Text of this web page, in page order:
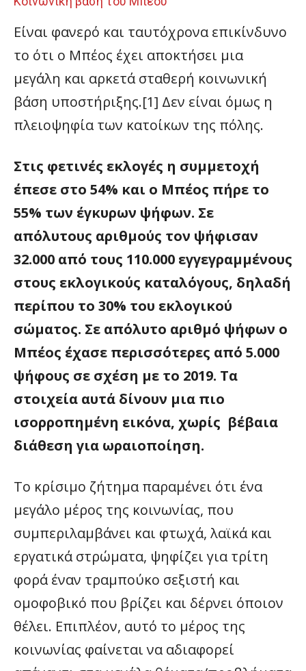
Είναι φανερό και ταυτόχρονα επικίνδυνο
το ότι ο Μπέος έχει αποκτήσει μια
μεγάλη και αρκετά σταθερή κοινωνική
βάση υποστήριξης.[1] Δεν είναι όμως η
πλειοψηφία των κατοίκων της πόλης.
Στις φετινές εκλογές η συμμετοχή
έπεσε στο 54% και ο Μπέος πήρε το
55% των έγκυρων ψήφων. Σε
απόλυτους αριθμούς τον ψήφισαν
32.000 από τους 110.000 εγγεγραμμένους
στους εκλογικούς καταλόγους, δηλαδή
περίπου το 30% του εκλογικού
σώματος. Σε απόλυτο αριθμό ψήφων ο
Μπέος έχασε περισσότερες από 5.000
ψήφους σε σχέση με το 2019. Τα
στοιχεία αυτά δίνουν μια πιο
ισορροπημένη εικόνα, χωρίς βέβαια
διάθεση για ωραιοποίηση.
Το κρίσιμο ζήτημα παραμένει ότι ένα
μεγάλο μέρος της κοινωνίας, που
συμπεριλαμβάνει και φτωχά, λαϊκά και
εργατικά στρώματα, ψηφίζει για τρίτη
φορά έναν τραμπούκο σεξιστή και
ομοφοβικό που βρίζει και δέρνει όποιον
θέλει. Επιπλέον, αυτό το μέρος της
κοινωνίας φαίνεται να αδιαφορεί